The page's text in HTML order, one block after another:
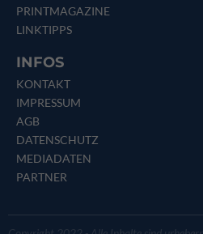
PRINTMAGAZINE
LINKTIPPS
INFOS
KONTAKT
IMPRESSUM
AGB
DATENSCHUTZ
MEDIADATEN
PARTNER